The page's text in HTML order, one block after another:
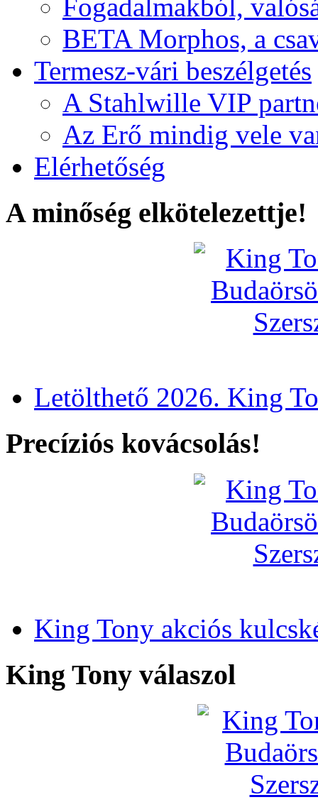
Fogadalmakból,
BETA Morphos, a
Termesz-vári beszélgetés
A Stahlwille VIP
Az Erő mindig vele
Elérhetőség
A minőség elkötelezettje!
Letölthető 2026. King
Precíziós kovácsolás!
King Tony akciós
King Tony válaszol